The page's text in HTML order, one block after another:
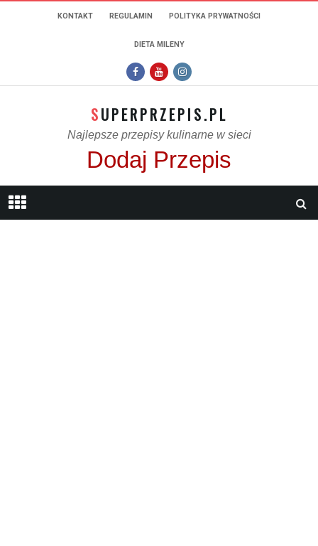
KONTAKT REGULAMIN POLITYKA PRYWATNOŚCI
DIETA MILENY
SUPERPRZEPIS.PL
Najlepsze przepisy kulinarne w sieci
Dodaj Przepis